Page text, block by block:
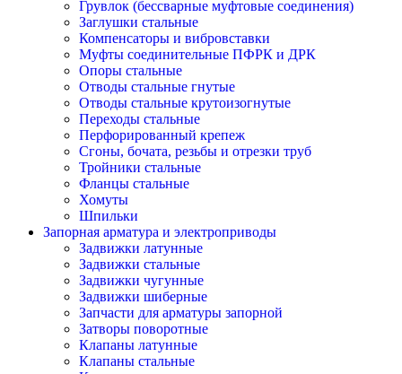
Грувлок (бессварные муфтовые соединения)
Заглушки стальные
Компенсаторы и вибровставки
Муфты соединительные ПФРК и ДРК
Опоры стальные
Отводы стальные гнутые
Отводы стальные крутоизогнутые
Переходы стальные
Перфорированный крепеж
Сгоны, бочата, резьбы и отрезки труб
Тройники стальные
Фланцы стальные
Хомуты
Шпильки
Запорная арматура и электроприводы
Задвижки латунные
Задвижки стальные
Задвижки чугунные
Задвижки шиберные
Запчасти для арматуры запорной
Затворы поворотные
Клапаны латунные
Клапаны стальные